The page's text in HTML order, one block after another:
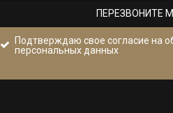
ПЕРЕЗВОНИТЕ
Подтверждаю свое согласие на
персональных данных